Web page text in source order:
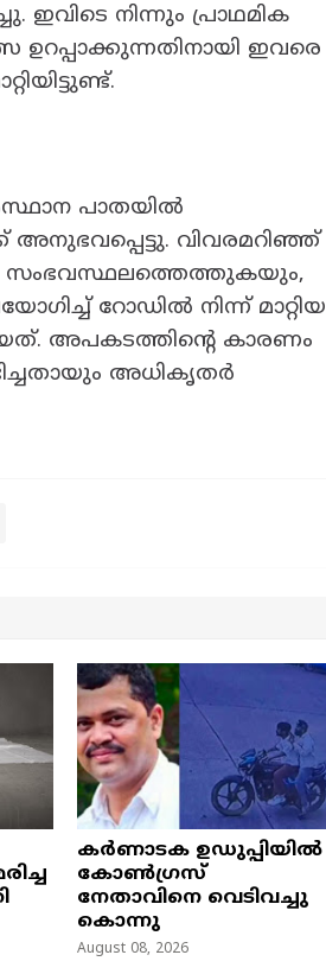
ഇവിടെ നിന്നും പ്രാഥമിക
ഇവരെ
പാതയിൽ
വിവരമറിഞ്ഞ്
സംഭവസ്ഥലത്തെത്തുകയും,
റോഡിൽ നിന്ന് മാറ്റിയ
അപകടത്തിന്റെ കാരണം
അധികൃതർ
കർണാടക ഉഡുപ്പിയിൽ
കോൺഗ്രസ്
നേതാവിനെ വെടിവച്ചു
കൊന്നു
August 08, 2026